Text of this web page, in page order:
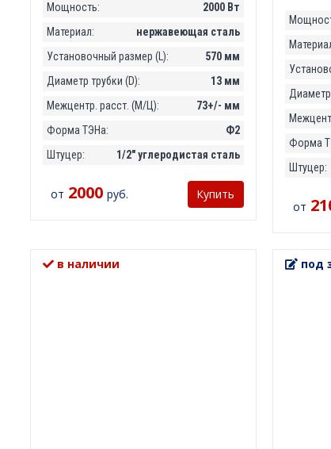
Мощность:
2000 Вт
Материал:
нержавеющая сталь
Установочный размер (L):
570 мм
Диаметр трубки (D):
13 мм
Межцентр. расст. (М/Ц):
73+/- мм
Форма ТЭНа:
Ф2
Штуцер:
1/2" углеродистая сталь
от 2000 руб. Купить
Диаметр
Форма
Штуцер:
от
в наличии под